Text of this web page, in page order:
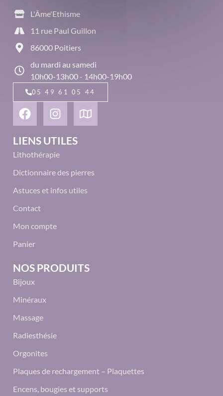
L'Âme'Ethisme
11 rue Paul Guillon
86000 Poitiers
du mardi au samedi
10h00-13h00 - 14h00-19h00
05 49 61 05 44
LIENS UTILES
Lithothérapie
Dictionnaire des pierres
Astuces et infos utiles
Contact
Mon compte
Panier
NOS PRODUITS
Bijoux
Minéraux
Massage
Radiesthésie
Orgonites
Plaques de rechargement – Plaquettes
Encens, bougies et supports